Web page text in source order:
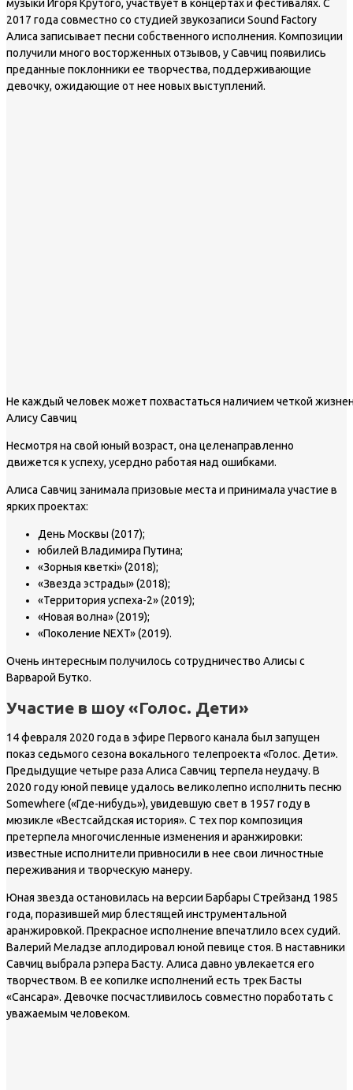
музыки Игоря Крутого, участвует в концертах и фестивалях. С
2017 года совместно со студией звукозаписи Sound Factory
Алиса записывает песни собственного исполнения. Композиции
получили много восторженных отзывов, у Савчиц появились
преданные поклонники ее творчества, поддерживающие
девочку, ожидающие от нее новых выступлений.
Не каждый человек может похвастаться наличием четкой
Алису Савчиц
Несмотря на свой юный возраст, она целенаправленно
движется к успеху, усердно работая над ошибками.
Алиса Савчиц занимала призовые места и принимала участие в
ярких проектах:
День Москвы (2017);
юбилей Владимира Путина;
«Зорныя кветкi» (2018);
«Звезда эстрады» (2018);
«Территория успеха-2» (2019);
«Новая волна» (2019);
«Поколение NEXT» (2019).
Очень интересным получилось сотрудничество Алисы с
Варварой Бутко.
Участие в шоу «Голос. Дети»
14 февраля 2020 года в эфире Первого канала был запущен
показ седьмого сезона вокального телепроекта «Голос. Дети».
Предыдущие четыре раза Алиса Савчиц терпела неудачу. В
2020 году юной певице удалось великолепно исполнить песню
Somewhere («Где-нибудь»), увидевшую свет в 1957 году в
мюзикле «Вестсайдская история». С тех пор композиция
претерпела многочисленные изменения и аранжировки:
известные исполнители привносили в нее свои личностные
переживания и творческую манеру.
Юная звезда остановилась на версии Барбары Стрейзанд 1985
года, поразившей мир блестящей инструментальной
аранжировкой. Прекрасное исполнение впечатлило всех судий.
Валерий Меладзе аплодировал юной певице стоя. В наставники
Савчиц выбрала рэпера Басту. Алиса давно увлекается его
творчеством. В ее копилке исполнений есть трек Басты
«Сансара». Девочке посчастливилось совместно поработать с
уважаемым человеком.